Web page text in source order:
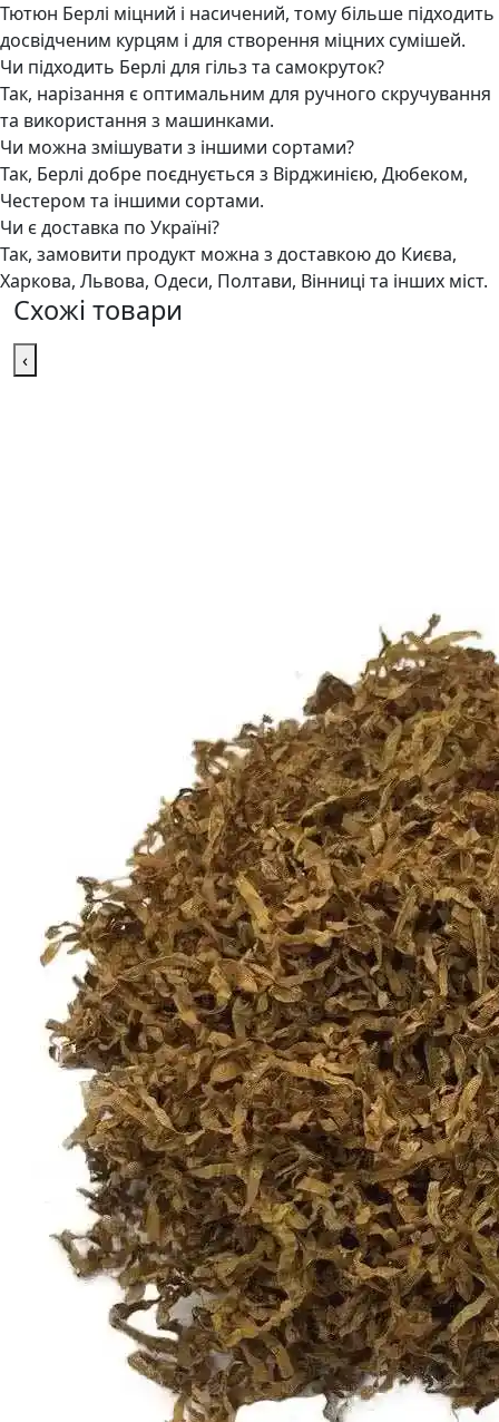
Тютюн Берлі міцний і насичений, тому більше підходить
досвідченим курцям і для створення міцних сумішей.
Чи підходить Берлі для гільз та самокруток?
Так, нарізання є оптимальним для ручного скручування
та використання з машинками.
Чи можна змішувати з іншими сортами?
Так, Берлі добре поєднується з Вірджинією, Дюбеком,
Честером та іншими сортами.
Чи є доставка по Україні?
Так, замовити продукт можна з доставкою до Києва,
Харкова, Львова, Одеси, Полтави, Вінниці та інших міст.
Схожі товари
‹